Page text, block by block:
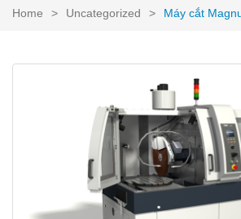
Home > Uncategorized > Máy cắt